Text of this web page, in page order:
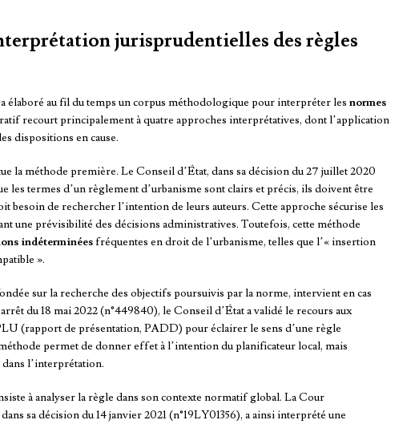
jurisprudentielles des règles
élaboré au fil du temps un corpus méthodologique pour interpréter les normes
recourt principalement à quatre approches interprétatives, dont l’application
dispositions en cause.
la méthode première. Le Conseil d’État, dans sa décision du 27 juillet 2020
les termes d’un règlement d’urbanisme sont clairs et précis, ils doivent être
besoin de rechercher l’intention de leurs auteurs. Cette approche sécurise les
une prévisibilité des décisions administratives. Toutefois, cette méthode
indéterminées fréquentes en droit de l’urbanisme, telles que l’« insertion
».
sur la recherche des objectifs poursuivis par la norme, intervient en cas
du 18 mai 2022 (n°449840), le Conseil d’État a validé le recours aux
(rapport de présentation, PADD) pour éclairer le sens d’une règle
permet de donner effet à l’intention du planificateur local, mais
l’interprétation.
à analyser la règle dans son contexte normatif global. La Cour
sa décision du 14 janvier 2021 (n°19LY01356), a ainsi interprété une